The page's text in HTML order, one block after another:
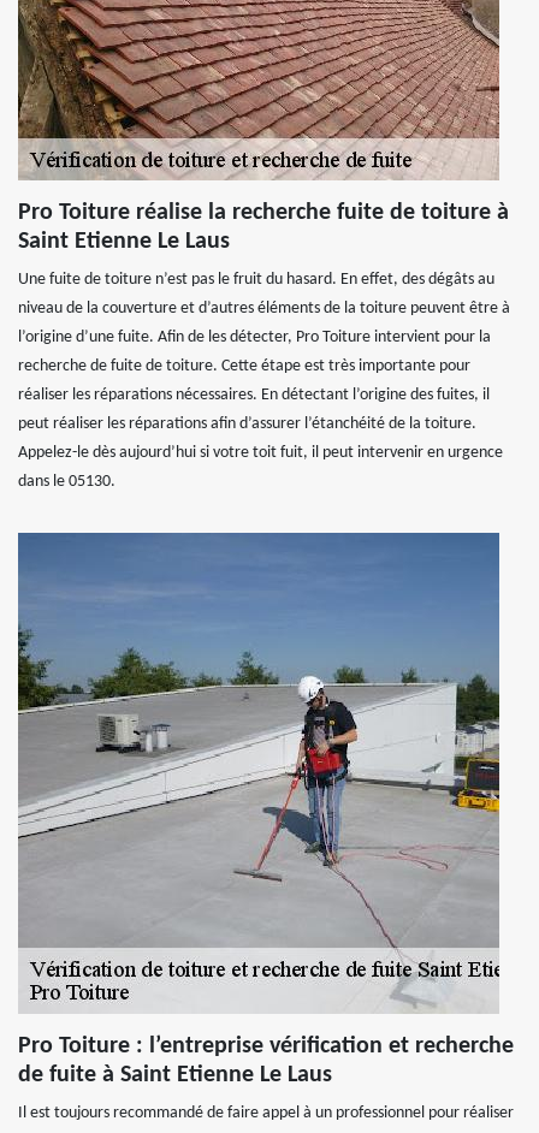
Pro Toiture réalise la recherche fuite de toiture à
Saint Etienne Le Laus
Une fuite de toiture n’est pas le fruit du hasard. En effet, des dégâts au
niveau de la couverture et d’autres éléments de la toiture peuvent être à
l’origine d’une fuite. Afin de les détecter, Pro Toiture intervient pour la
recherche de fuite de toiture. Cette étape est très importante pour
réaliser les réparations nécessaires. En détectant l’origine des fuites, il
peut réaliser les réparations afin d’assurer l’étanchéité de la toiture.
Appelez-le dès aujourd’hui si votre toit fuit, il peut intervenir en urgence
dans le 05130.
Pro Toiture : l’entreprise vérification et recherche
de fuite à Saint Etienne Le Laus
Il est toujours recommandé de faire appel à un professionnel pour réaliser